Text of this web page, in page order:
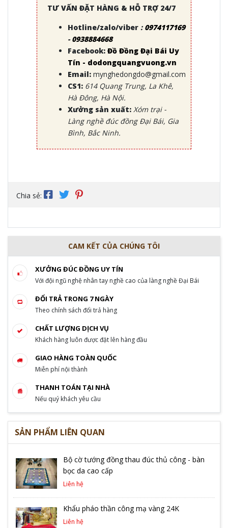
TƯ VẤN ĐẶT HÀNG & HỖ TRỢ 24/7
Hotline/zalo/viber : 0974117169
-0938884668
Facebook: Đồ Đồng Đại Bái Uy
Tín - dodongquangvuong.vn
Email: mynghedongdo@gmail.com
CS1: 614 Quang Trung, La Khê,
Hà Đông, Hà Nội.
Xưởng sản xuất: Xóm trại -
Làng nghề đúc đồng Đại Bái, Gia
Bình, Bắc Ninh.
Chia sẻ:
CAM KẾT CỦA CHÚNG TÔI
XƯỞNG ĐÚC ĐỒNG UY TÍN
Với đội ngũ nghệ nhân tay nghề cao của làng nghề Đại Bái
ĐỔI TRẢ TRONG 7 NGÀY
Theo chính sách đổi trả hàng
CHẤT LƯỢNG DỊCH VỤ
Khách hàng luôn được đặt lên hàng đầu
GIAO HÀNG TOÀN QUỐC
Miễn phí nội thành
THANH TOÁN TẠI NHÀ
Nếu quý khách yêu cầu
SẢN PHẨM LIÊN QUAN
Bộ cờ tướng đồng thau đúc thủ công - bàn
bọc da cao cấp
Liên hệ
Khẩu pháo thần công mạ vàng 24K
Liên hệ